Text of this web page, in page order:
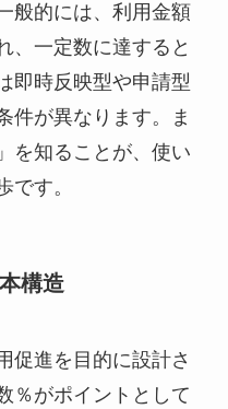
般的には、利用金額
、一定数に達すると
即時反映型や申請型
件が異なります。ま
を知ることが、使い
です。
構造
促進を目的に設計さ
％がポイントとして